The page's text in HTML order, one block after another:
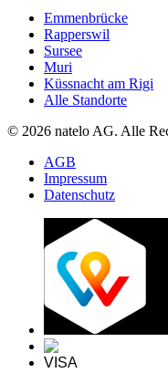
Emmenbrücke
Rapperswil
Sursee
Muri
Küssnacht am Rigi
Alle Standorte
© 2026 natelo AG. Alle
AGB
Impressum
Datenschutz
VISA